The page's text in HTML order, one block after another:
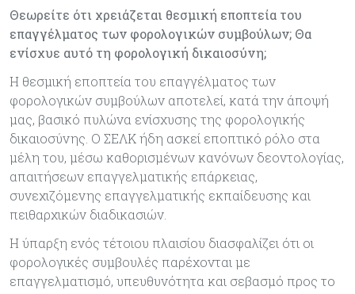
Θεωρείτε ότι χρειάζεται θεσμική εποπτεία του
επαγγέλματος των φορολογικών συμβούλων; Θα
ενίσχυε αυτό τη φορολογική δικαιοσύνη;
Η θεσμική εποπτεία του επαγγέλματος των
φορολογικών συμβούλων αποτελεί, κατά την άποψή
μας, βασικό πυλώνα ενίσχυσης της φορολογικής
δικαιοσύνης. O ΣΕΛΚ ήδη ασκεί εποπτικό ρόλο στα
μέλη του, μέσω καθορισμένων κανόνων δεοντολογίας,
απαιτήσεων επαγγελματικής επάρκειας,
συνεχιζόμενης επαγγελματικής εκπαίδευσης και
πειθαρχικών διαδικασιών.
Η ύπαρξη ενός τέτοιου πλαισίου διασφαλίζει ότι οι
φορολογικές συμβουλές παρέχονται με
επαγγελματισμό, υπευθυνότητα και σεβασμό προς το